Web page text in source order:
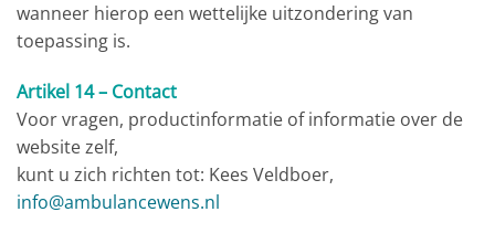
wanneer hierop een wettelijke uitzondering van
toepassing is.
Artikel 14 – Contact
Voor vragen, productinformatie of informatie over de
website zelf,
kunt u zich richten tot: Kees Veldboer,
info@ambulancewens.nl